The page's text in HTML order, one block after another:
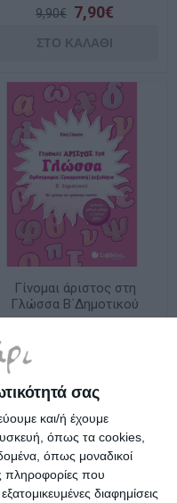
σας
και/ή έχουμε
όπως τα cookies,
όπως μοναδικοί
πληροφορίες που
διαφημίσεις
9,90€ 7,90€
Γίνομαι άριστος στη
Γλώσσα Β΄Δημοτικού
13,90€